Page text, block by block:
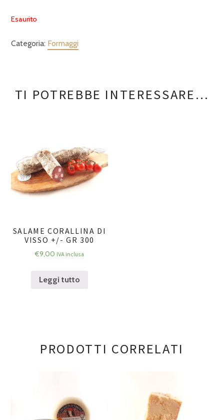
Esaurito
Categoria: Formaggi
TI POTREBBE INTERESSARE…
SALAME CORALLINA DI
VISSO +/- GR 300
€9,00 IVA inclusa
Leggi tutto
PRODOTTI CORRELATI